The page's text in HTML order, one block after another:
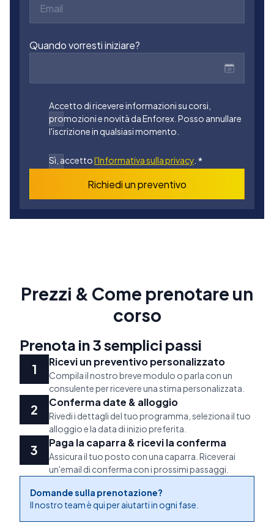
Quando vorresti iniziare?
Accetto di ricevere informazioni su corsi,
promozioni e novità da Enforex. Posso annullare
l'iscrizione in qualsiasi momento.
Sì, accettol'Informativa sulla privacy *
Richiedi un preventivo
Prezzi & Come prenotare un
corso
Prenota in 3 semplici passi
Ricevi un preventivo personalizzato
Compila il nostro breve modulo o parla con un
consulente per ricevere una stima personalizzata.
Conferma date & alloggio
Rivedi i dettagli del tuo programma, seleziona il tuo
alloggio e la data di inizio preferita.
Paga la caparra & ricevi la conferma
Assicura il tuo posto con una caparra. Riceverai
un'email di conferma con i prossimi passaggi.
Domande sulla prenotazione?
Il nostro team è qui per aiutarti in ogni fase.